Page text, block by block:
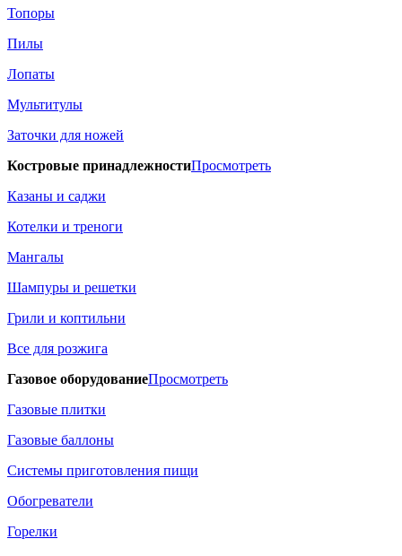
Топоры
Пилы
Лопаты
Мультитулы
Заточки для ножей
Костровые принадлежностиПросмотреть
Казаны и саджи
Котелки и треноги
Мангалы
Шампуры и решетки
Грили и коптильни
Все для розжига
Газовое оборудованиеПросмотреть
Газовые плитки
Газовые баллоны
Системы приготовления пищи
Обогреватели
Горелки